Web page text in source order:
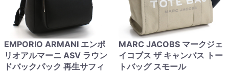
EMPORIO ARMANI エンポ
リオアルマーニ ASV ラウン
ドバックパック 再生サフィ
MARC JACOBS マークジェ
イコブス ザ キャンバス トー
トバッグ スモール